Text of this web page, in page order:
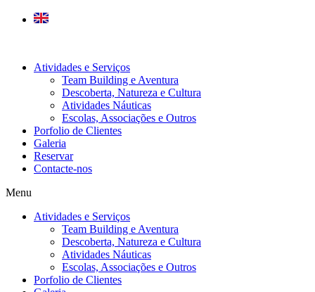
Atividades e Serviços
Team Building e Aventura
Descoberta, Natureza e Cultura
Atividades Náuticas
Escolas, Associações e Outros
Porfolio de Clientes
Galeria
Reservar
Contacte-nos
Menu
Atividades e Serviços
Team Building e Aventura
Descoberta, Natureza e Cultura
Atividades Náuticas
Escolas, Associações e Outros
Porfolio de Clientes